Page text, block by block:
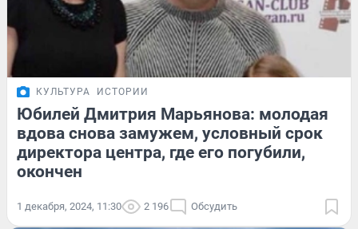
КУЛЬТУРА ИСТОРИИ
Юбилей Дмитрия Марьянова: молодая
вдова снова замужем, условный срок
директора центра, где его погубили,
окончен
1 декабря, 2024, 11:30 2 196 Обсудить